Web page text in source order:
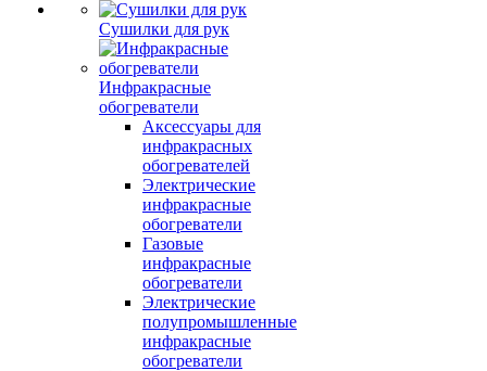
Сушилки для рук
Инфракрасные
обогреватели
Аксессуары для
инфракрасных
обогревателей
Электрические
инфракрасные
обогреватели
Газовые
инфракрасные
обогреватели
Электрические
полупромышленные
инфракрасные
обогреватели